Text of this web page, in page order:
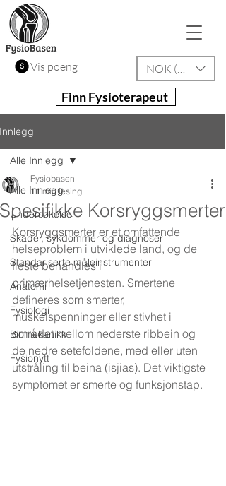
Vis poeng NOK (kr)
Finn Fysioterapeut
Innlegg
Alle Innlegg
Undersøkelse
Skader, sykdommer og diagnoser
Standariserte måleinstrumenter
Anatomi
Fysiologi
Biomekanikk
Fysionytt
Alle Innlegg
Spesifikke Korsryggsmerter
Fysiobasen
11 min lesing
Korsryggsmerter er et omfattende
helseproblem i utviklede land, og de
fleste behandles i
primærhelsetjenesten. Smertene
defineres som smerter,
muskelspenninger eller stivhet i
området mellom nederste ribbein og
de nedre setefoldene, med eller uten
utstråling til beina (isjias). Det viktigste
symptomet er smerte og funksjonstap.